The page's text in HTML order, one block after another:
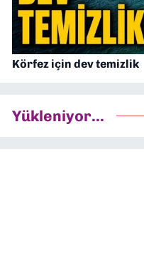
Körfez için dev temizlik
Yükleniyor...